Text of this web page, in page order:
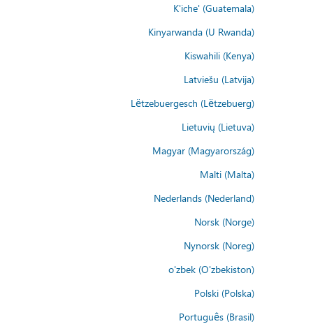
K'iche' (Guatemala)
Kinyarwanda (U Rwanda)
Kiswahili (Kenya)
Latviešu (Latvija)
Lëtzebuergesch (Lëtzebuerg)
Lietuvių (Lietuva)
Magyar (Magyarország)
Malti (Malta)
Nederlands (Nederland)
Norsk (Norge)
Nynorsk (Noreg)
o'zbek (O'zbekiston)
Polski (Polska)
Português (Brasil)